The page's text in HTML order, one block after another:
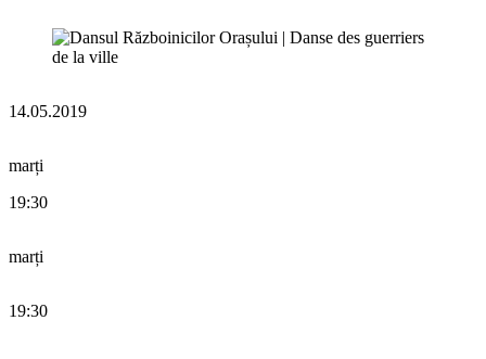
14.05.2019
marți
19:30
marți
19:30